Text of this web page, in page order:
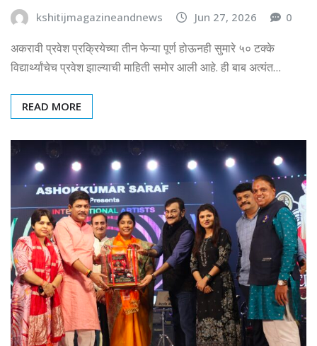
kshitijmagazineandnews Jun 27, 2026 0
अकरावी प्रवेश प्रक्रियेच्या तीन फेऱ्या पूर्ण होऊनही सुमारे ५० टक्के
विद्यार्थ्यांचेच प्रवेश झाल्याची माहिती समोर आली आहे. ही बाब अत्यंत…
READ MORE